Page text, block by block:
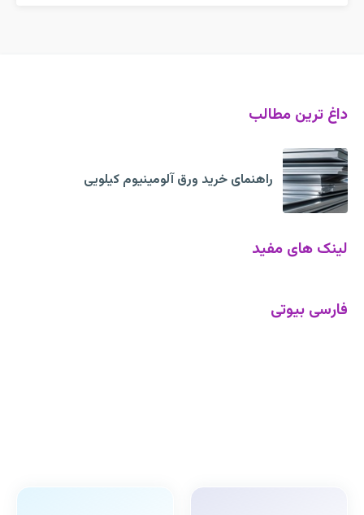
داغ ترین مطالب
راهنمای خرید ورق آلومینیوم کیلویی
لینک های مفید
فارسی بیوتی